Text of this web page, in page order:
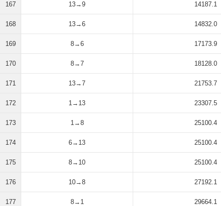
167 13→9 14187.1
168 13→6 14832.0
169 8→6 17173.9
170 8→7 18128.0
171 13→7 21753.7
172 1→13 23307.5
173 1→8 25100.4
174 6→13 25100.4
175 8→10 25100.4
176 10→8 27192.1
177 8→1 29664.1